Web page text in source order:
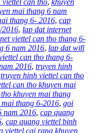
mai thang 6 nam
thang 6- 2016, cap
2016, lap dat internet
viettel can tho thang 6-
6 nam 2016, lap dat wifi
can tho thang 6-
2016, truyen hinh
truyen hinh viettel can tho
can tho khuyen mai
khuyen mai thang
thang 6-2016, goi
nam 2016, cap quang
, cap quang viettel binh
viettel cai rang khuyen